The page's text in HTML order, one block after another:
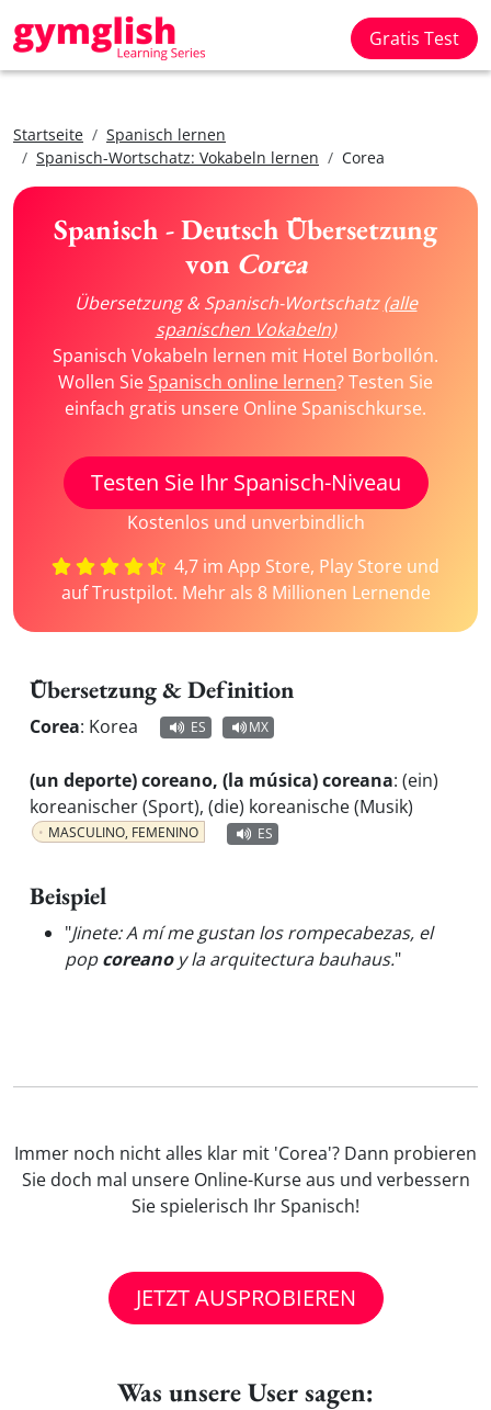
Gratis Test
Startseite
Spanisch lernen
Spanisch-Wortschatz: Vokabeln lernen
Corea
Spanisch - Deutsch Übersetzung
von Corea
Übersetzung & Spanisch-Wortschatz(alle
spanischen Vokabeln)
Spanisch Vokabeln lernen mit Hotel Borbollón.
Wollen SieSpanisch online lernen? Testen Sie
einfach gratis unsere Online Spanischkurse.
Testen Sie Ihr Spanisch-Niveau
Kostenlos und unverbindlich
4,7 im App Store, Play Store und
auf Trustpilot. Mehr als 8 Millionen Lernende
Übersetzung & Definition
Corea: Korea ES MX
(un deporte) coreano, (la música) coreana: (ein)
koreanischer (Sport), (die) koreanische (Musik)
MASCULINO, FEMENINO ES
Beispiel
"Jinete: A mí me gustan los rompecabezas, el
popcoreanoy la arquitectura bauhaus."
Immer noch nicht alles klar mit 'Corea'? Dann probieren
Sie doch mal unsere Online-Kurse aus und verbessern
Sie spielerisch Ihr Spanisch!
JETZT AUSPROBIEREN
Was unsere User sagen: